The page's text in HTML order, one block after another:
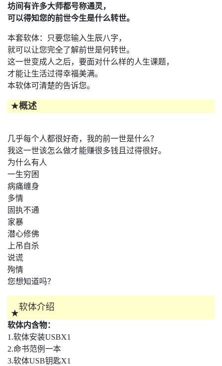
坊间有许多大师都号称通灵，
可以得知您的前世今生是什么转世。
本套软体：只要您输入生辰八字，
就可以让您完全了解前世是何转世。
这一世变成人之后，要面对什么样的人生课题，
才能让生活过得幸福美满。
本软体可清楚的告诉您。
★概述
几乎每个人都很好奇，我的前一世是什么？
我这一世该怎么做才能赚很多钱且过得很好。
为什么有人
一生穷困
病痛缠身
多情
固执不通
家暴
潜心修佛
上吊自杀
说谎
殉情
您想知道吗？
★
软体介绍
软体内含物：
1.软体安装USBX1
2.命书范例一本
3.软体USB钥匙X1